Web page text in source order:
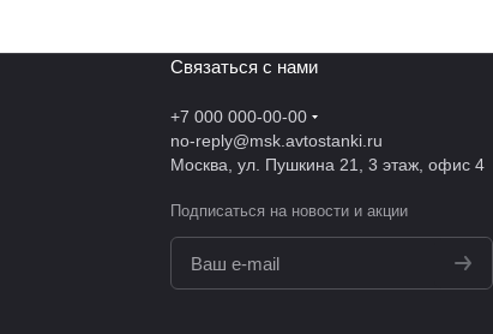
Связаться с нами
+7 000 000-00-00
no-reply@msk.avtostanki.ru
Москва, ул. Пушкина 21, 3 этаж, офис 4
Подписаться на новости и акции
политикой